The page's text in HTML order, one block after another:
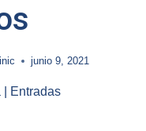
junio 9, 2021
| Entradas